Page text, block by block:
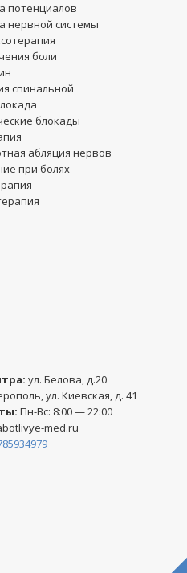
потенциалов
нервной системы
боли
спинальной
блокады
абляция нервов
при болях
ул. Белова, д.20
ул. Киевская, д. 41
Пн-Вс: 8:00 — 22:00
med.ru